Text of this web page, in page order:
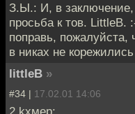
З.Ы.: И, в
просьба к тов.
поправь, пожалуйста,
в никах не
littleB »
#34 | 17.02.01 14:06
2 kxмep: